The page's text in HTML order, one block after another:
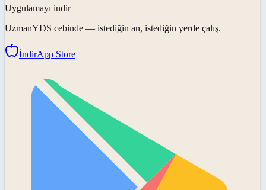
Uygulamayı indir
UzmanYDS cebinde — istediğin an, istediğin yerde çalış.
İndirApp Store